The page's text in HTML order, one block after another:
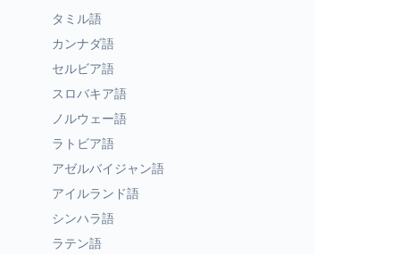
タミル語
カンナダ語
セルビア語
スロバキア語
ノルウェー語
ラトビア語
アゼルバイジャン語
アイルランド語
シンハラ語
ラテン語